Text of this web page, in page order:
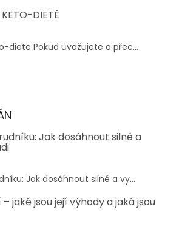
KETO-DIETĚ
dietě Pokud uvažujete o přec...
Jak dosáhnout silné a
Jak dosáhnout silné a vy...
jaké jsou její výhody a jaká jsou